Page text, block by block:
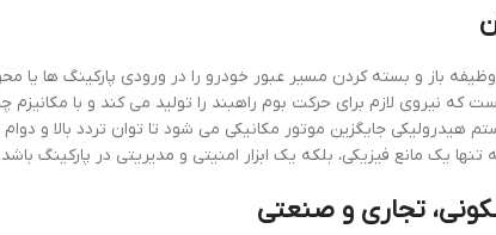
باز و بسته کردن مسیر عبور خودرو را در ورودی پارکینگ ها یا
نیروی لازم برای حرکت بوم راهبند را تولید می کند و با مکانیزم
جایگزین موتور مکانیکی می شود تا توان تردد بالا و
تنها یک مانع فیزیکی، بلکه یک ابزار امنیتی و مدیریتی در پارکینگ باشد.
تجاری و صنعتی